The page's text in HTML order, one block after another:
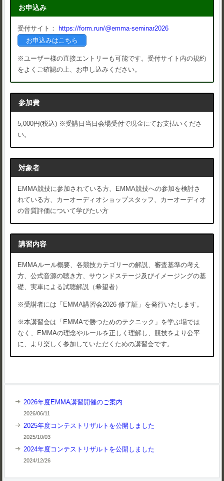
お申込み
受付サイト：
https://form.run/@emma-seminar2026
お申込みはこちら
※ユーザー様の直接エントリーも可能です。受付サイト内の規約
をよくご確認の上、お申し込みください。
参加費
5,000円(税込) ※受講日当日会場受付で現金にてお支払いくださ
い。
対象者
EMMA競技に参加されている方、EMMA競技への参加を検討さ
れている方、カーオーディオショップスタッフ、カーオーディオ
の音質評価について学びたい方
講習内容
EMMAルール概要、各競技カテゴリーの解説、審査基準の考え
方、公式音源の聴き方、サウンドステージ及びイメージングの基
礎、実車による試聴解説（希望者）
※受講者には「EMMA講習会2026 修了証」を発行いたします。
※本講習会は「EMMAで勝つためのテクニック」を学ぶ場では
なく、EMMAの理念やルールを正しく理解し、競技をより公平
に、より楽しく参加していただくための講習会です。
2026年度EMMA講習開催のご案内
2026/06/11
2025年度コンテストリザルトを公開しました
2025/10/03
2024年度コンテストリザルトを公開しました
2024/12/26